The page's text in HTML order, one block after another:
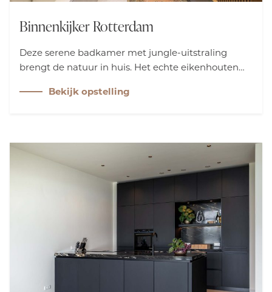
Binnenkijker Rotterdam
Deze serene badkamer met jungle-uitstraling
brengt de natuur in huis. Het echte eikenhouten
Villeroy & Boch in morning green zorgen voor een
Bekijk opstelling